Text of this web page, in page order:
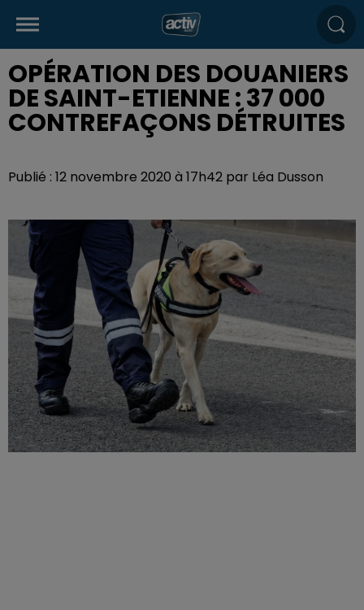
OPÉRATION DES DOUANIERS
DE SAINT-ETIENNE : 37 000
CONTREFAÇONS DÉTRUITES
Publié : 12 novembre 2020 à 17h42 par Léa Dusson